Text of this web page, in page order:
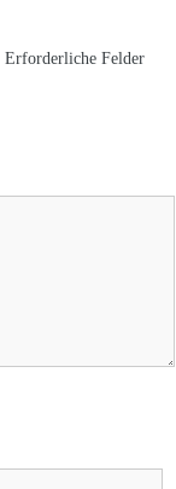
Erforderliche Felder